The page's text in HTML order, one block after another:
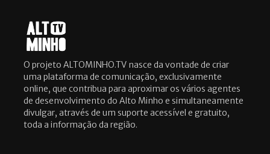
O projeto ALTOMINHO.TV nasce da vontade de criar
uma plataforma de comunicação, exclusivamente
online, que contribua para aproximar os vários agentes
de desenvolvimento do Alto Minho e simultaneamente
divulgar, através de um suporte acessível e gratuito,
toda a informação da região.